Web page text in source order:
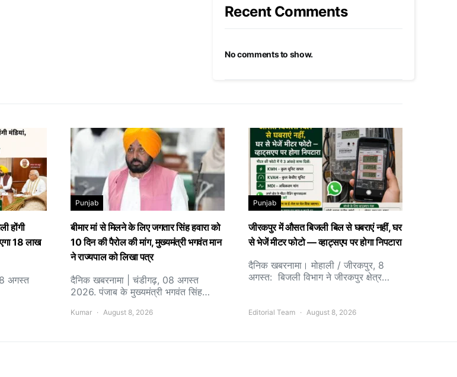
Recent Comments
No comments to show.
होंगी
18 लाख
अगस्त
Punjab
बीमार मां से मिलने के लिए जगतार सिंह हवारा को
10 दिन की पैरोल की मांग, मुख्यमंत्री भगवंत मान
ने राज्यपाल को लिखा पत्र
दैनिक खबरनामा | चंडीगढ़, 08 अगस्त
2026. पंजाब के मुख्यमंत्री भगवंत सिंह…
Kumar August 8, 2026
Punjab
जीरकपुर में औसत बिजली बिल से घबराएं नहीं, घर
से भेजें मीटर फोटो — व्हाट्सएप पर होगा निपटारा
दैनिक खबरनामा। मोहाली / जीरकपुर, 8
अगस्त: बिजली विभाग ने जीरकपुर क्षेत्र…
Editorial Team August 8, 2026